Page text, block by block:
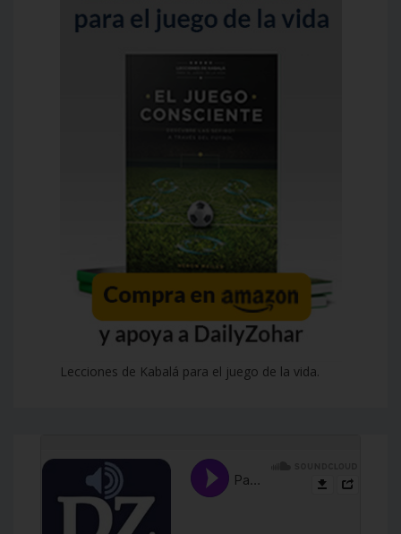
Lecciones de Kabalá para el juego de la vida.